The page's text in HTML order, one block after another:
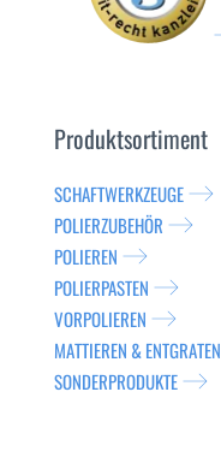
Produktsortiment
SCHAFTWERKZEUGE
POLIERZUBEHÖR
POLIEREN
POLIERPASTEN
VORPOLIEREN
MATTIEREN & ENTGRATEN
SONDERPRODUKTE